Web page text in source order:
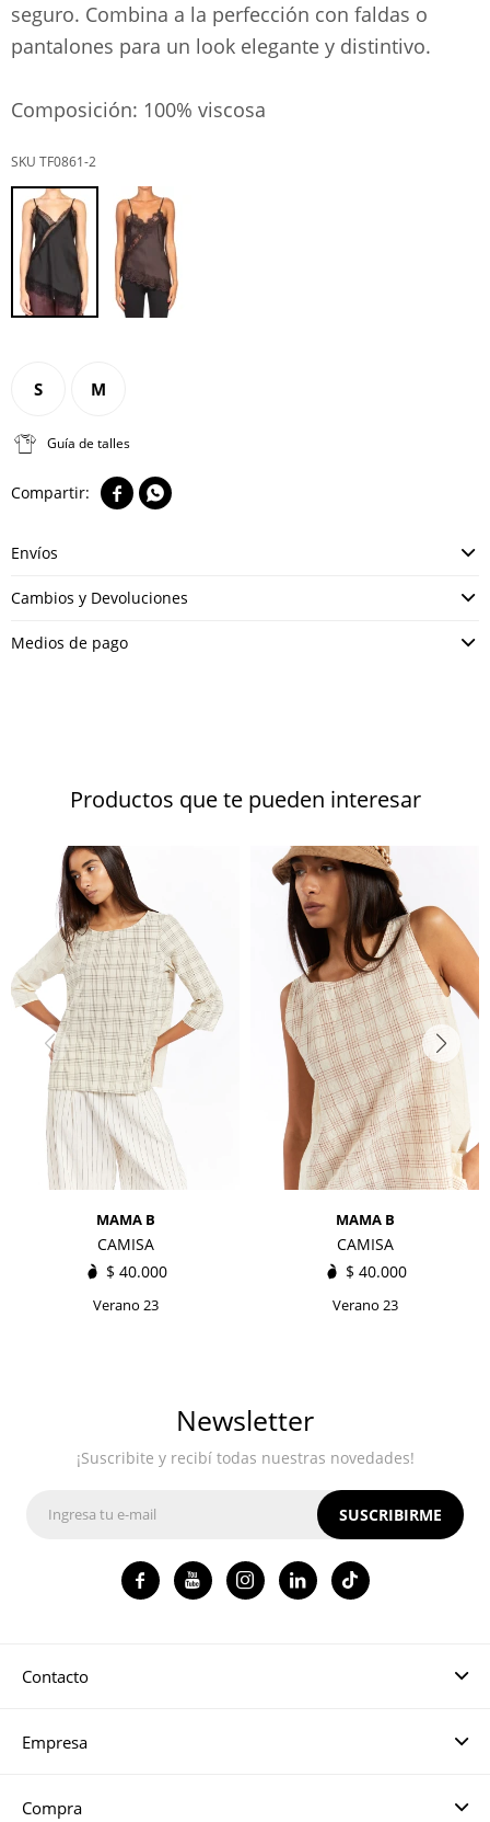
seguro. Combina a la perfección con faldas o
pantalones para un look elegante y distintivo.
Composición: 100% viscosa
TF0861-2
S M
Guía de talles
 
Envíos
Cambios y Devoluciones
Medios de pago
Productos que te pueden interesar
MAMA B
CAMISA
$ 40.000
Verano 23
MAMA B
CAMISA
$ 40.000
Verano 23
Contacto
Empresa
Compra
Newsletter
¡Suscribite y recibí todas nuestras novedades!
SUSCRIBIRME
   